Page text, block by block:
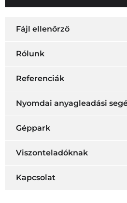
Fájl ellenőrző
Rólunk
Referenciák
Nyomdai anyagleadási
Géppark
Viszonteladóknak
Kapcsolat